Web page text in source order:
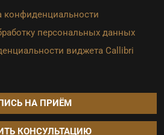
конфиденциальности
персональных данных
виджета Callibri
НА ПРИЁМ
КОНСУЛЬТАЦИЮ